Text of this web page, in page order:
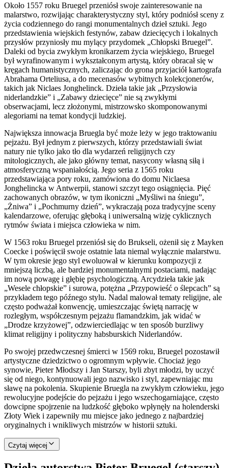
Około 1557 roku Bruegel przeniósł swoje zainteresowanie na
malarstwo, rozwijając charakterystyczny styl, który podniósł sceny z
życia codziennego do rangi monumentalnych dzieł sztuki. Jego
przedstawienia wiejskich festynów, zabaw dziecięcych i lokalnych
przysłów przyniosły mu mylący przydomek „Chłopski Bruegel”.
Daleki od bycia zwykłym kronikarzem życia wiejskiego, Bruegel
był wyrafinowanym i wykształconym artystą, który obracał się w
kręgach humanistycznych, zaliczając do grona przyjaciół kartografa
Abrahama Orteliusa, a do mecenasów wybitnych kolekcjonerów,
takich jak Niclaes Jonghelinck. Dzieła takie jak „Przysłowia
niderlandzkie” i „Zabawy dziecięce” nie są zwykłymi
obserwacjami, lecz złożonymi, mistrzowsko skomponowanymi
alegoriami na temat kondycji ludzkiej.
Największa innowacja Bruegla być może leży w jego traktowaniu
pejzażu. Był jednym z pierwszych, którzy przedstawiali świat
natury nie tylko jako tło dla wydarzeń religijnych czy
mitologicznych, ale jako główny temat, nasycony własną siłą i
atmosferyczną wspaniałością. Jego seria z 1565 roku
przedstawiająca pory roku, zamówiona do domu Niclaesa
Jonghelincka w Antwerpii, stanowi szczyt tego osiągnięcia. Pięć
zachowanych obrazów, w tym ikoniczni „Myśliwi na śniegu”,
„Żniwa” i „Pochmurny dzień”, wykraczają poza tradycyjne sceny
kalendarzowe, oferując głęboką i uniwersalną wizję cyklicznych
rytmów świata i miejsca człowieka w nim.
W 1563 roku Bruegel przeniósł się do Brukseli, ożenił się z Mayken
Coecke i poświęcił swoje ostatnie lata niemal wyłącznie malarstwu.
W tym okresie jego styl ewoluował w kierunku kompozycji z
mniejszą liczbą, ale bardziej monumentalnymi postaciami, nadając
im nową powagę i głębię psychologiczną. Arcydzieła takie jak
„Wesele chłopskie” i surowa, potężna „Przypowieść o ślepcach” są
przykładem tego późnego stylu. Nadal malował tematy religijne, ale
często podważał konwencję, umieszczając świętą narrację w
rozległym, współczesnym pejzażu flamandzkim, jak widać w
„Drodze krzyżowej”, odzwierciedlając w ten sposób burzliwy
klimat religijny i polityczny habsburskich Niderlandów.
Po swojej przedwczesnej śmierci w 1569 roku, Bruegel pozostawił
artystyczne dziedzictwo o ogromnym wpływie. Chociaż jego
synowie, Pieter Młodszy i Jan Starszy, byli zbyt młodzi, by uczyć
się od niego, kontynuowali jego nazwisko i styl, zapewniając mu
sławę na pokolenia. Skupienie Bruegla na zwykłym człowieku, jego
rewolucyjne podejście do pejzażu i jego wszechogarniające, często
dowcipne spojrzenie na ludzkość głęboko wpłynęły na holenderski
Złoty Wiek i zapewniły mu miejsce jako jednego z najbardziej
oryginalnych i wnikliwych mistrzów w historii sztuki.
Czytaj więcej